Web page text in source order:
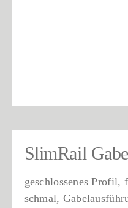
SlimRail
geschlossenes Profil,
schmal,